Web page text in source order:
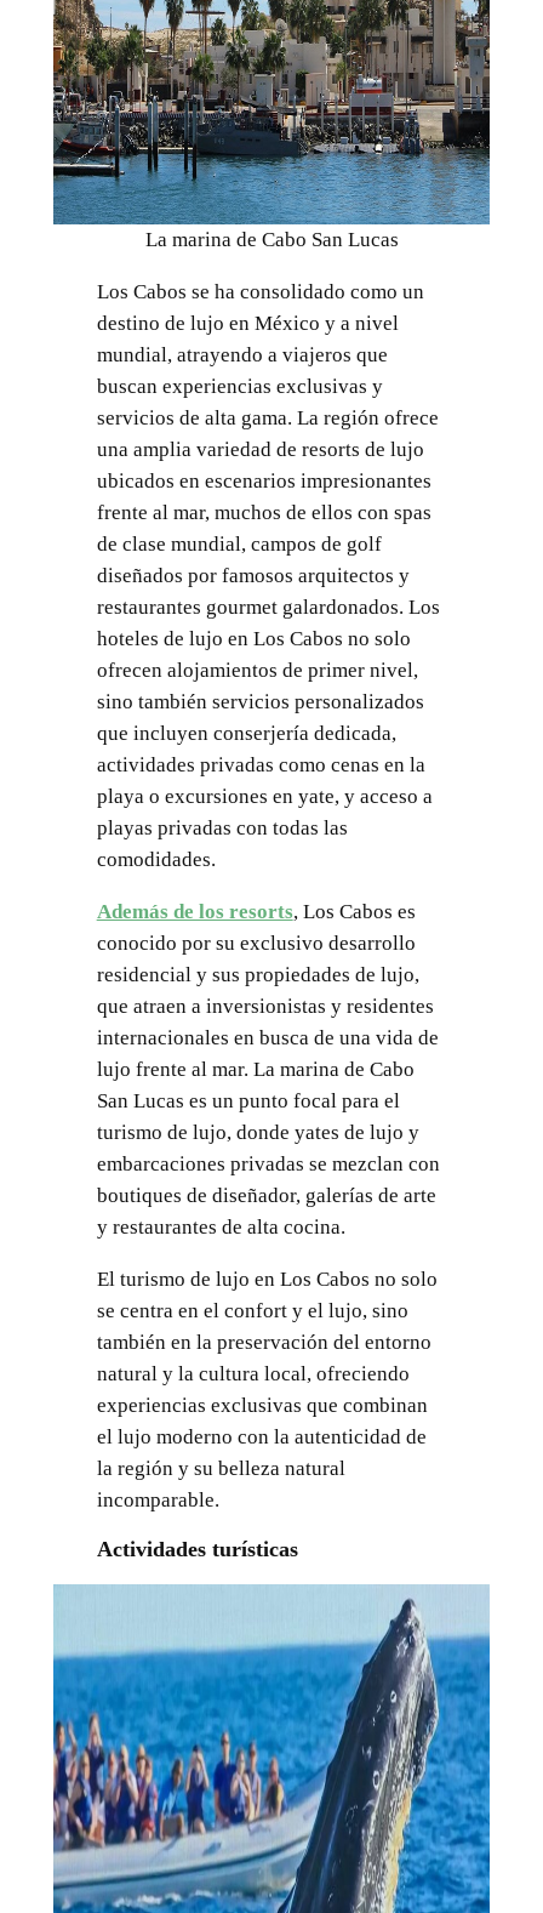
La marina de Cabo San Lucas
Los Cabos se ha consolidado como un
destino de lujo en México y a nivel
mundial, atrayendo a viajeros que
buscan experiencias exclusivas y
servicios de alta gama. La región ofrece
una amplia variedad de resorts de lujo
ubicados en escenarios impresionantes
frente al mar, muchos de ellos con spas
de clase mundial, campos de golf
diseñados por famosos arquitectos y
restaurantes gourmet galardonados. Los
hoteles de lujo en Los Cabos no solo
ofrecen alojamientos de primer nivel,
sino también servicios personalizados
que incluyen conserjería dedicada,
actividades privadas como cenas en la
playa o excursiones en yate, y acceso a
playas privadas con todas las
comodidades.
Además de los resorts, Los Cabos es
conocido por su exclusivo desarrollo
residencial y sus propiedades de lujo,
que atraen a inversionistas y residentes
internacionales en busca de una vida de
lujo frente al mar. La marina de Cabo
San Lucas es un punto focal para el
turismo de lujo, donde yates de lujo y
embarcaciones privadas se mezclan con
boutiques de diseñador, galerías de arte
y restaurantes de alta cocina.
El turismo de lujo en Los Cabos no solo
se centra en el confort y el lujo, sino
también en la preservación del entorno
natural y la cultura local, ofreciendo
experiencias exclusivas que combinan
el lujo moderno con la autenticidad de
la región y su belleza natural
incomparable.
Actividades turísticas